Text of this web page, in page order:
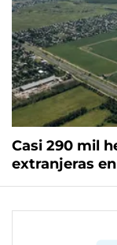
Casi 290 mil
extranjeras